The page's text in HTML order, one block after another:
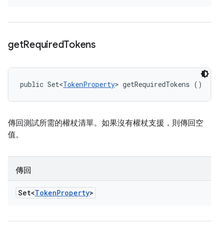
getRequiredTokens
public Set<TokenProperty> getRequiredTokens ()
傳回測試所需的權杖清單。如果沒有權杖支援，則傳回空
值。
傳回
Set<TokenProperty>